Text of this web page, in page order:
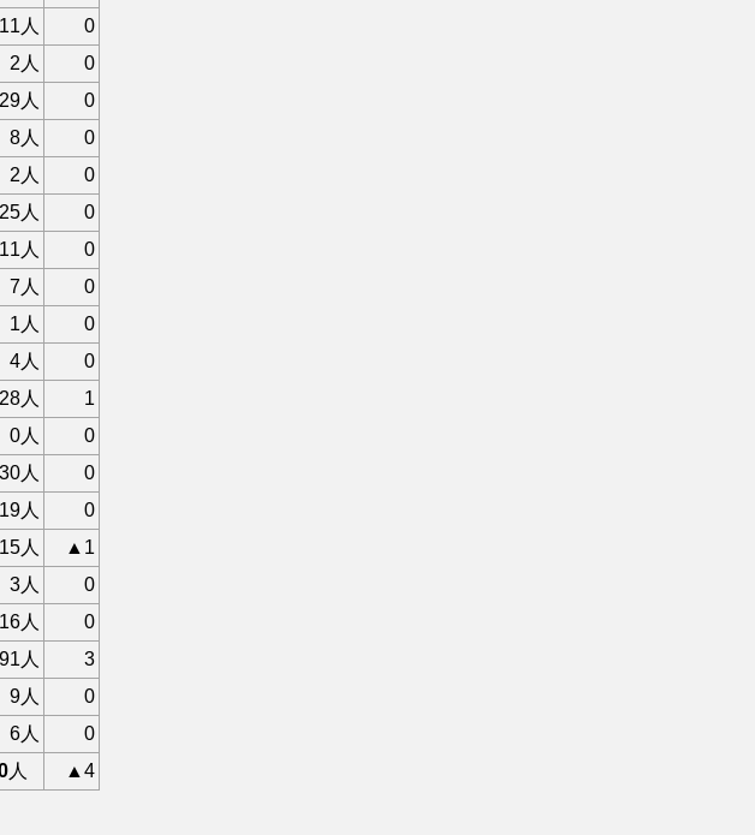
11人
0
2人
0
29人
0
8人
0
2人
0
25人
0
11人
0
7人
0
1人
0
4人
0
28人
1
0人
0
30人
0
人
0
15人
▲1
3人
0
人
0
91人
3
9人
0
6人
0
人 ▲4